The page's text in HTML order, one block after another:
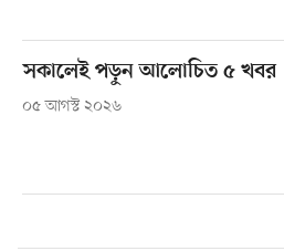
সকালেই পড়ুন আলোচিত ৫ খবর
০৫ আগস্ট ২০২৬